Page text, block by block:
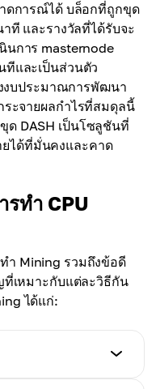
ดการณ์ได้ บล็อกที่ถูกขุด
ที และรางวัลที่ได้รับจะ
นการ masternode
ทีและเป็นส่วนตัว
งบประมาณการพัฒนา
ระจายผลกำไรที่สมดุลนี้
ด DASH เป็นโซลูชันที่
ได้ที่มั่นคงและคาด
ทำ CPU
ำ Mining รวมถึงข้อดี
ที่เหมาะกับแต่ละวิธีกัน
ได้แก่: